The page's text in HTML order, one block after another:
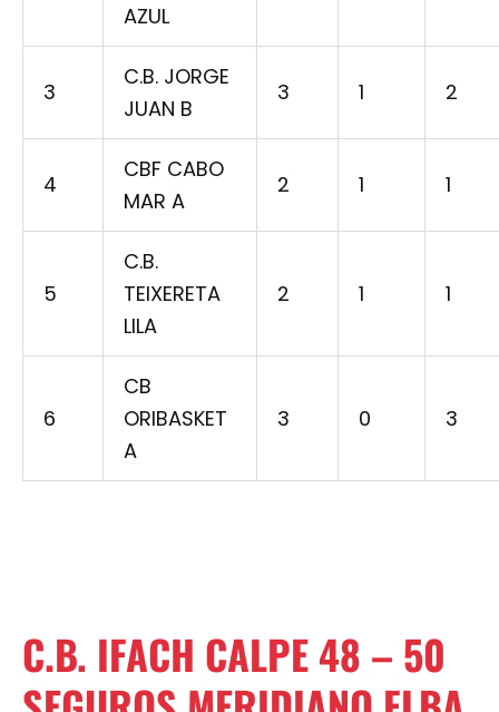
AZUL
3
C.B. JORGE
JUAN B
3 1 2
4
CBF CABO
MAR A
2 1 1
5
C.B.
TEIXERETA
LILA
2 1 1
6
CB
ORIBASKET
A
3 0 3
C.B. IFACH CALPE 48 – 50